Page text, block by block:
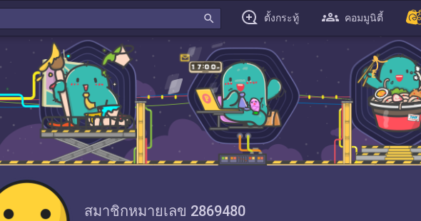
search ตั้งกระทู้ คอมมูนิตี้
สมาชิกหมายเลข 2869480